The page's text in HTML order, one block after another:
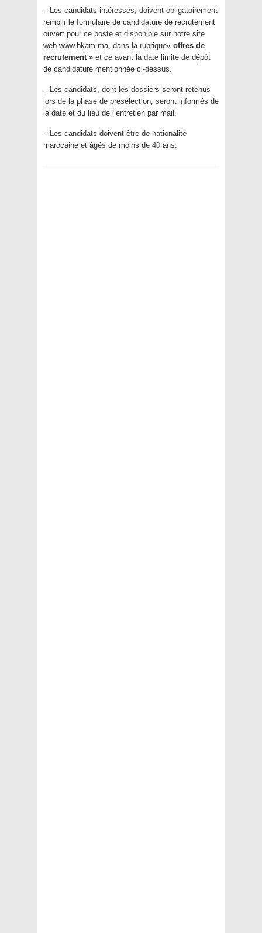
– Les candidats intéressés, doivent obligatoirement
remplir le formulaire de candidature de recrutement
ouvert pour ce poste et disponible sur notre site
web www.bkam.ma, dans la rubrique« offres de
recrutement » et ce avant la date limite de dépôt
de candidature mentionnée ci-dessus.
– Les candidats, dont les dossiers seront retenus
lors de la phase de présélection, seront informés de
la date et du lieu de l’entretien par mail.
– Les candidats doivent être de nationalité
marocaine et âgés de moins de 40 ans.